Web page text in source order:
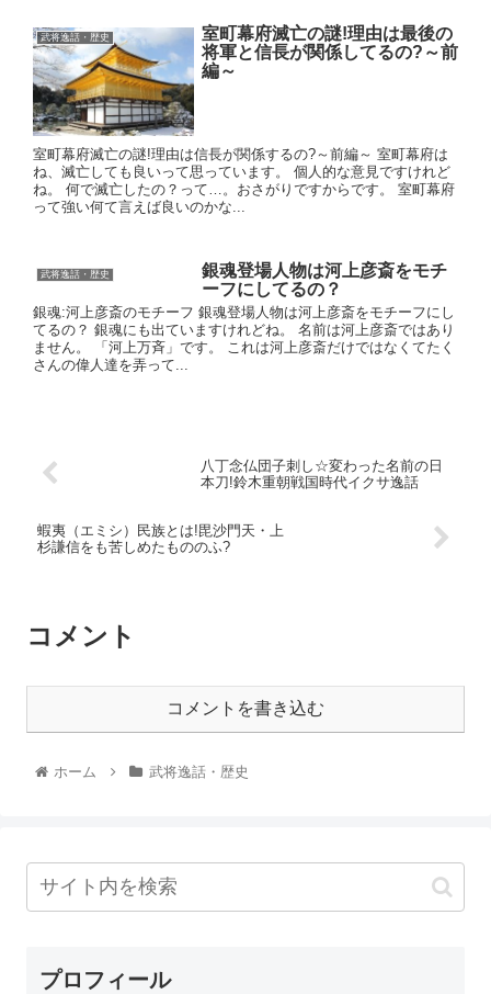
武将逸話・歴史
室町幕府滅亡の謎!理由は最後の
将軍と信長が関係してるの?～前
編～
室町幕府滅亡の謎!理由は信長が関係するの?～前編～ 室町幕府は
ね、滅亡しても良いって思っています。 個人的な意見ですけれど
ね。 何で滅亡したの？って…。おさがりですからです。 室町幕府
って強い何て言えば良いのかな...
武将逸話・歴史
銀魂登場人物は河上彦斎をモチ
ーフにしてるの？
銀魂:河上彦斎のモチーフ 銀魂登場人物は河上彦斎をモチーフにし
てるの？ 銀魂にも出ていますけれどね。 名前は河上彦斎ではあり
ません。 「河上万斉」です。 これは河上彦斎だけではなくてたく
さんの偉人達を弄って...
八丁念仏団子刺し☆変わった名前の日
本刀!鈴木重朝戦国時代イクサ逸話
蝦夷（エミシ）民族とは!毘沙門天・上
杉謙信をも苦しめたもののふ?
コメント
コメントを書き込む
ホーム 武将逸話・歴史
プロフィール